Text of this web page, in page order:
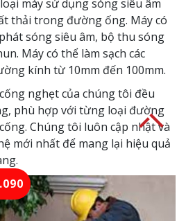
máy sử dụng sóng siêu âm
thải trong đường ống. Máy có
sóng siêu âm, bộ thu sóng
Máy có thể làm sạch các
kính từ 10mm đến 100mm.
nghẹt của chúng tôi đều
phù hợp với từng loại đường
Chúng tôi luôn cập nhật và
mới nhất để mang lại hiệu quả